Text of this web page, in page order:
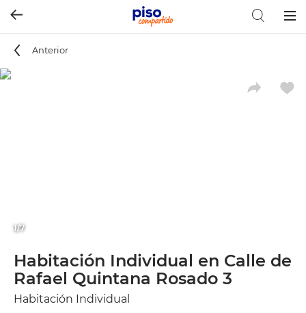
Anterior
1/7
Habitación Individual en Calle de
Rafael Quintana Rosado 3
Habitación Individual